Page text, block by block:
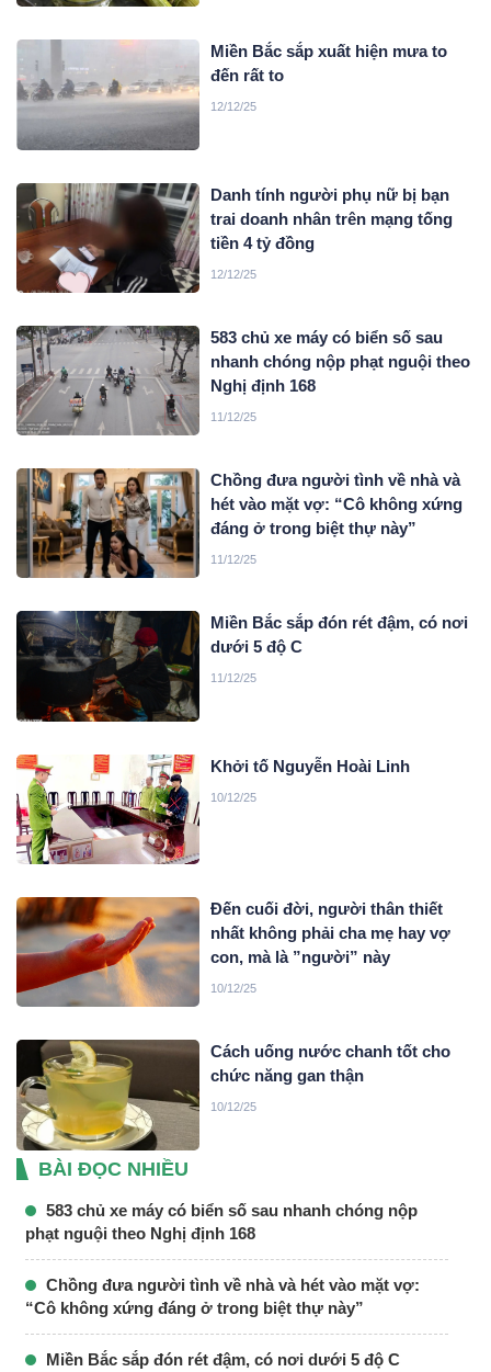
Miền Bắc sắp xuất hiện mưa to
đến rất to
12/12/25
Danh tính người phụ nữ bị bạn
trai doanh nhân trên mạng tống
tiền 4 tỷ đồng
12/12/25
583 chủ xe máy có biển số sau
nhanh chóng nộp phạt nguội theo
Nghị định 168
11/12/25
Chồng đưa người tình về nhà và
hét vào mặt vợ: “Cô không xứng
đáng ở trong biệt thự này”
11/12/25
Miền Bắc sắp đón rét đậm, có nơi
dưới 5 độ C
11/12/25
Khởi tố Nguyễn Hoài Linh
10/12/25
Đến cuối đời, người thân thiết
nhất không phải cha mẹ hay vợ
con, mà là ”người” này
10/12/25
Cách uống nước chanh tốt cho
chức năng gan thận
10/12/25
BÀI ĐỌC NHIỀU
583 chủ xe máy có biển số sau nhanh chóng nộp
phạt nguội theo Nghị định 168
Chồng đưa người tình về nhà và hét vào mặt vợ:
“Cô không xứng đáng ở trong biệt thự này”
Miền Bắc sắp đón rét đậm, có nơi dưới 5 độ C